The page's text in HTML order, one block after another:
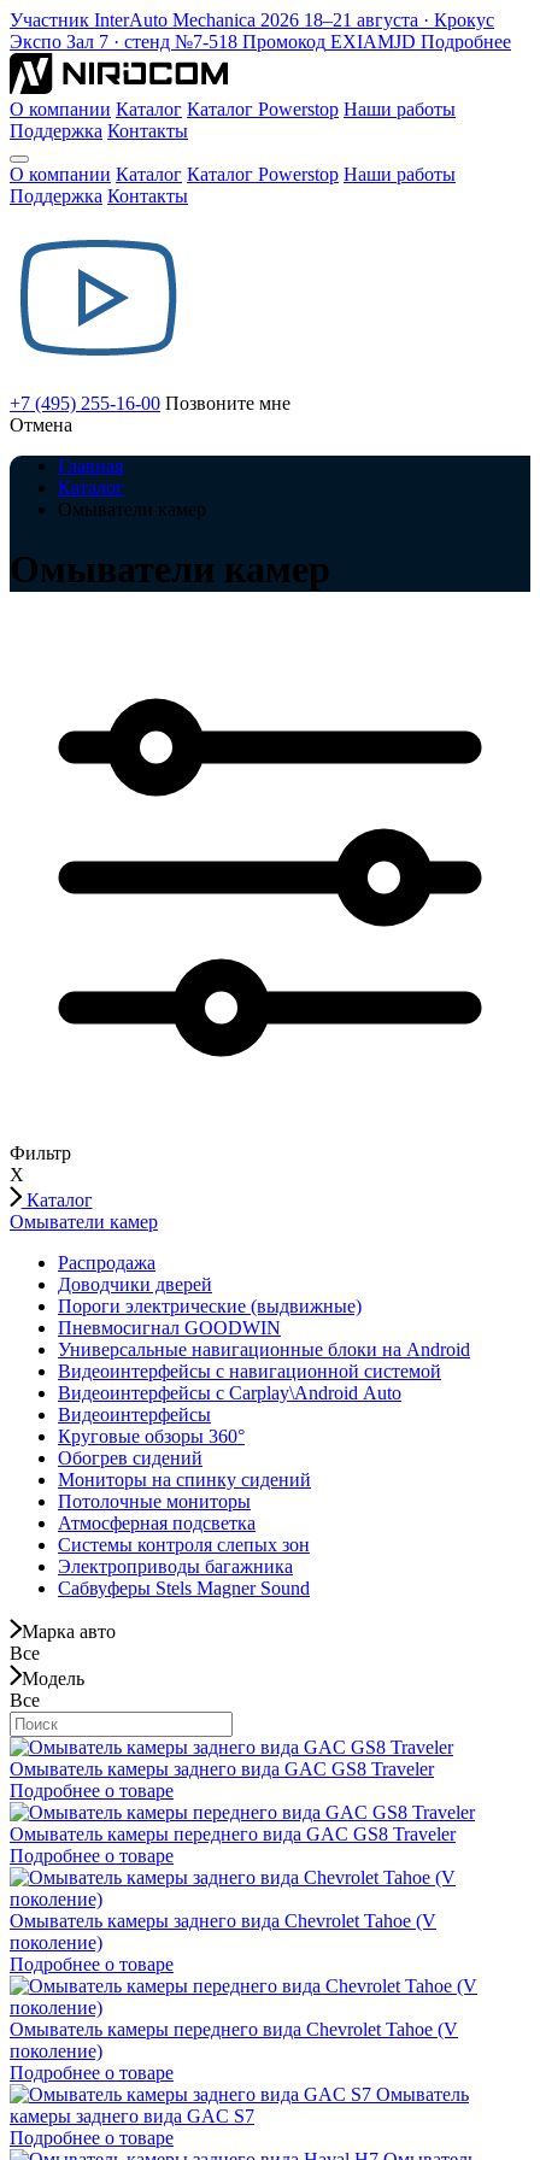
Участник InterAuto Mechanica 2026 18–21 августа · Крокус
Экспо Зал 7 · стенд №7-518 Промокод EXIAMJD Подробнее
О компании Каталог Каталог Powerstop Наши работы
Поддержка Контакты
О компании Каталог Каталог Powerstop Наши работы
Поддержка Контакты
+7 (495) 255-16-00 Позвоните мне
Отмена
Главная
Каталог
Омыватели камер
Омыватели камер
Фильтр
X
Каталог
Омыватели камер
Распродажа
Доводчики дверей
Пороги электрические (выдвижные)
Пневмосигнал GOODWIN
Универсальные навигационные блоки на Android
Видеоинтерфейсы с навигационной системой
Видеоинтерфейсы с Carplay\Android Auto
Видеоинтерфейсы
Круговые обзоры 360°
Обогрев сидений
Мониторы на спинку сидений
Потолочные мониторы
Атмосферная подсветка
Системы контроля слепых зон
Электроприводы багажника
Сабвуферы Stels Magner Sound
Марка авто
Все
Модель
Все
Омыватель камеры заднего вида GAC GS8 Traveler
Подробнее о товаре
Омыватель камеры переднего вида GAC GS8 Traveler
Подробнее о товаре
Омыватель камеры заднего вида Chevrolet Tahoe (V
поколение)
Подробнее о товаре
Омыватель камеры переднего вида Chevrolet Tahoe (V
поколение)
Подробнее о товаре
Омыватель
камеры заднего вида GAC S7
Подробнее о товаре